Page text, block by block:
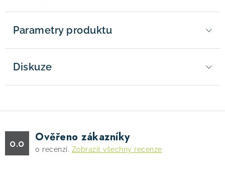
Parametry produktu
Diskuze
0.0 Ověřeno zákazníky
0 recenzí. Zobrazit všechny recenze